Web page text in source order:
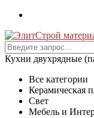
Кухни двухрядные
Все категории
Керамическая
Свет
Мебель и